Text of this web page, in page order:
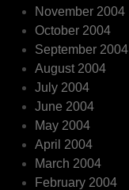
November 2004
October 2004
September 2004
August 2004
July 2004
June 2004
May 2004
April 2004
March 2004
February 2004